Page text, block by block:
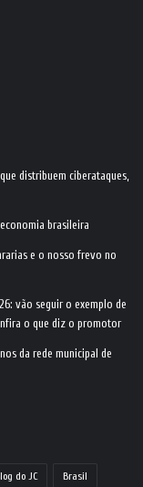
distribuem ciberataques,
brasileira
e o nosso frevo no
vão seguir o exemplo de
o que diz o promotor
da rede municipal de
do JC Brasil